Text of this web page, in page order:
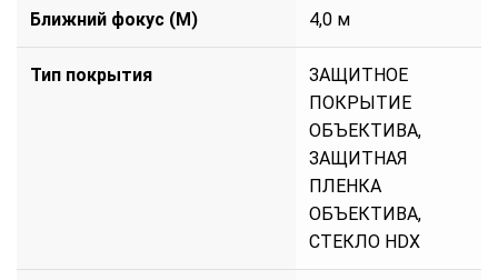
Ближний фокус (М) 4,0 м
Тип покрытия
ЗАЩИТНОЕ
ПОКРЫТИЕ
ОБЪЕКТИВА,
ЗАЩИТНАЯ
ПЛЕНКА
ОБЪЕКТИВА,
СТЕКЛО HDX